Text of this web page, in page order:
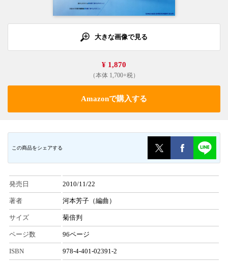
大きな画像で見る
¥ 1,870
（本体 1,700+税）
Amazonで購入する
この商品をシェアする
発売日 2010/11/22
著者 河本芳子（編曲）
サイズ 菊倍判
ページ数 96ページ
ISBN 978-4-401-02391-2